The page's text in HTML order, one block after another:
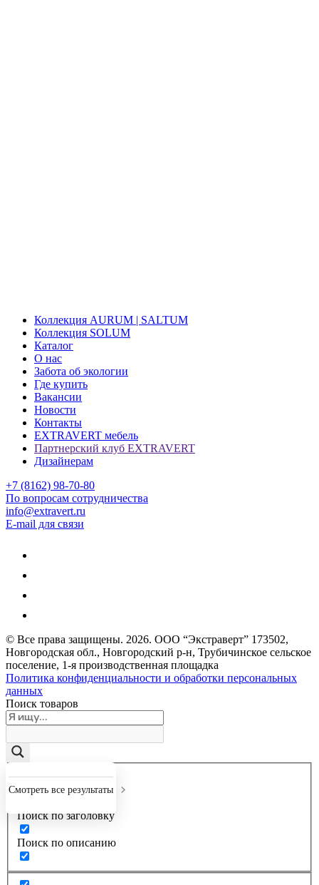
Коллекция AURUM | SALTUM
Коллекция SOLUM
Каталог
О нас
Забота об экологии
Где купить
Вакансии
Новости
Контакты
EXTRAVERT мебель
Партнерский клуб EXTRAVERT
Дизайнерам
+7 (8162) 98-70-80
По вопросам сотрудничества
info@extravert.ru
E-mail для связи
© Все права защищены. 2026. ООО “Экстраверт” 173502,
Новгородская обл., Новгородский р-н, Трубичинское сельское
поселение, 1-я производственная площадка
Политика конфиденциальности и обработки персональных
данных
Поиск товаров
Смотреть все результаты
Точное совпадение
Поиск по заголовку
Поиск по описанию